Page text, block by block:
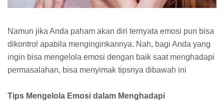
Namun jika Anda paham akan diri ternyata emosi pun bisa
dikontrol apabila menginginkannya. Nah, bagi Anda yang
ingin bisa mengelola emosi dengan baik saat menghadapi
permasalahan, bisa menyimak tipsnya dibawah ini
Tips Mengelola Emosi dalam Menghadapi